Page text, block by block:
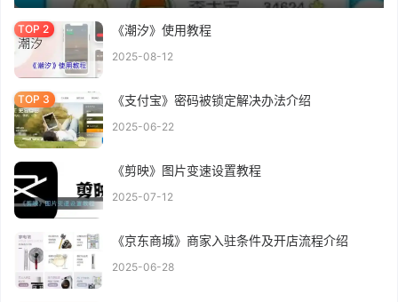
《潮汐》使用教程
2025-08-12
《支付宝》密码被锁定解决办法介绍
2025-06-22
《剪映》图片变速设置教程
2025-07-12
《京东商城》商家入驻条件及开店流程介绍
2025-06-28